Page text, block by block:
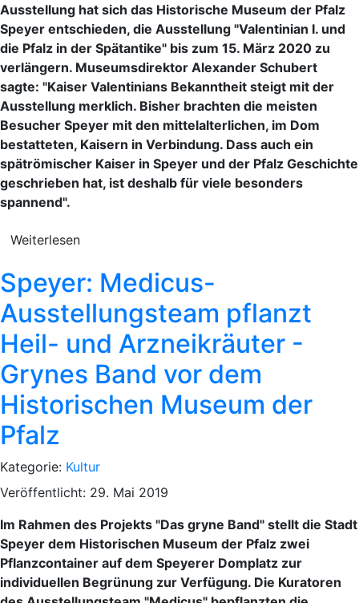
Ausstellung hat sich das Historische Museum der Pfalz
Speyer entschieden, die Ausstellung "Valentinian I. und
die Pfalz in der Spätantike" bis zum 15. März 2020 zu
verlängern. Museumsdirektor Alexander Schubert
sagte: "Kaiser Valentinians Bekanntheit steigt mit der
Ausstellung merklich. Bisher brachten die meisten
Besucher Speyer mit den mittelalterlichen, im Dom
bestatteten, Kaisern in Verbindung. Dass auch ein
spätrömischer Kaiser in Speyer und der Pfalz Geschichte
geschrieben hat, ist deshalb für viele besonders
spannend".
Weiterlesen
Speyer: Medicus-
Ausstellungsteam pflanzt
Heil- und Arzneikräuter -
Grynes Band vor dem
Historischen Museum der
Pfalz
Kategorie: Kultur
Veröffentlicht: 29. Mai 2019
Im Rahmen des Projekts "Das gryne Band" stellt die Stadt
Speyer dem Historischen Museum der Pfalz zwei
Pflanzcontainer auf dem Speyerer Domplatz zur
individuellen Begrünung zur Verfügung. Die Kuratoren